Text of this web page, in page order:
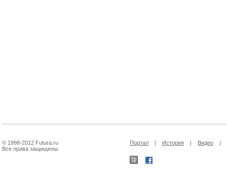
© 1998-2012 Futura.ru
Все права защищены.
Портал | История | Видео |